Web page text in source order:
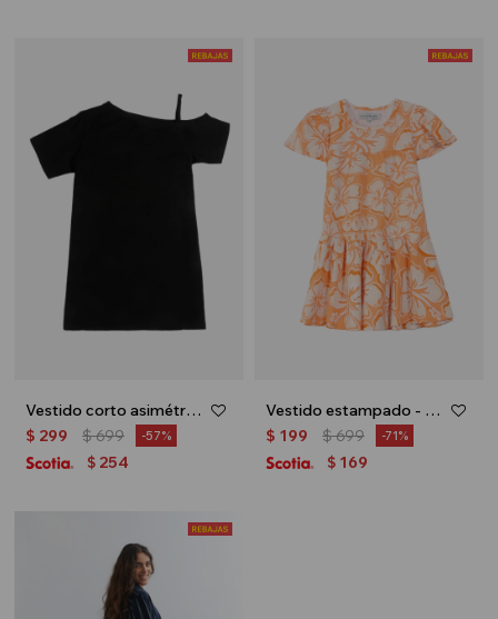
Vestido corto asimétrico - Negro
$ 299 $699 57
$ 254
Vestido estampado - Naranja
$ 199 $699 71
$ 169